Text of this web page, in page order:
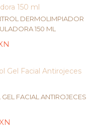
DERMOLIMPIADOR
150 ML
FACIAL ANTIROJECES